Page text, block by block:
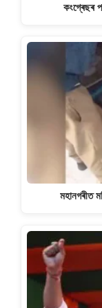
কংগ্ৰেছৰ
মহানগৰীত